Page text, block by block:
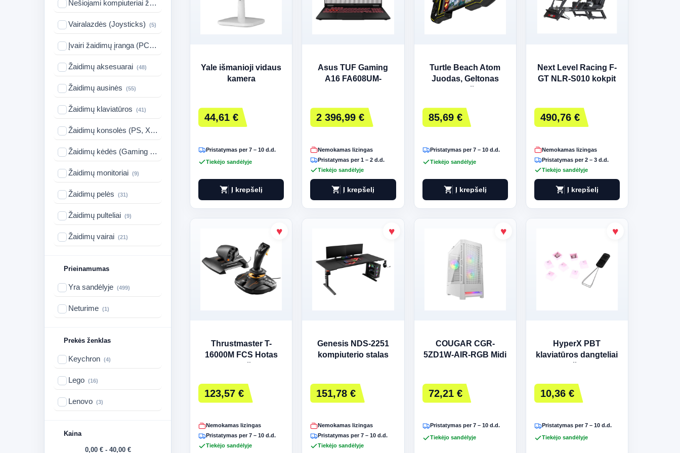
Nešiojami kompiuteriai žaidimams
Vairalazdės (Joysticks) (5)
Įvairi žaidimų įranga (PC PS XBOX)
Žaidimų aksesuarai (48)
Žaidimų ausinės (55)
Žaidimų klaviatūros (41)
Žaidimų konsolės (PS, Xbox)
Žaidimų kėdės (Gaming Chairs)
Žaidimų monitoriai (9)
Žaidimų pelės (31)
Žaidimų pulteliai (9)
Žaidimų vairai (21)
Prieinamumas
Yra sandėlyje (499)
Neturime (1)
Prekės ženklas
Keychron (4)
Lego (16)
Lenovo (3)
Kaina
0,00 € - 40,00 €
Yale išmanioji vidaus
kamera
44,61 €
Pristatymas per 7 – 10 d.d.
Tiekėjo sandėlyje
shopping_cart Į krepšelį
Asus TUF Gaming
A16 FA608UM-
Home | Pilkas
2 396,99 €
Nemokamas lizingas
Pristatymas per 1 – 2 d.d.
Tiekėjo sandėlyje
shopping_cart Į krepšelį
Turtle Beach Atom
Juodas, Geltonas
85,69 €
Pristatymas per 7 – 10 d.d.
Tiekėjo sandėlyje
shopping_cart Į krepšelį
Next Level Racing F-
GT NLR-S010 kokpit
490,76 €
Nemokamas lizingas
Pristatymas per 2 – 3 d.d.
Tiekėjo sandėlyje
shopping_cart Į krepšelį
Thrustmaster T-
16000M FCS Hotas
123,57 €
Nemokamas lizingas
Pristatymas per 7 – 10 d.d.
Tiekėjo sandėlyje
Genesis NDS-2251
kompiuterio stalas
151,78 €
Nemokamas lizingas
Pristatymas per 7 – 10 d.d.
Tiekėjo sandėlyje
COUGAR CGR-
5ZD1W-AIR-RGB Midi
72,21 €
Pristatymas per 7 – 10 d.d.
Tiekėjo sandėlyje
HyperX PBT
klaviatūros dangteliai
10,36 €
Pristatymas per 7 – 10 d.d.
Tiekėjo sandėlyje